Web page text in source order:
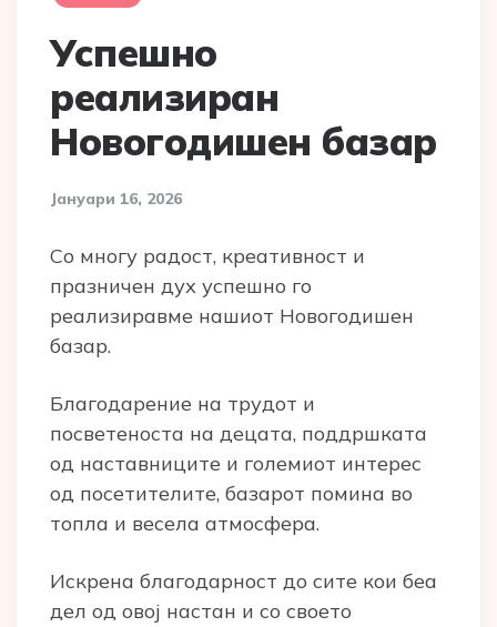
Успешно
реализиран
Новогодишен базар
Јануари 16, 2026
Со многу радост, креативност и
празничен дух успешно го
реализиравме нашиот Новогодишен
базар.
Благодарение на трудот и
посветеноста на децата, поддршката
од наставниците и големиот интерес
од посетителите, базарот помина во
топла и весела атмосфера.
Искрена благодарност до сите кои беа
дел од овој настан и со своето